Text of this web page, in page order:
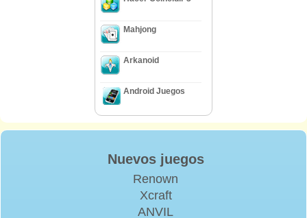
Mahjong
Arkanoid
Android Juegos
Nuevos juegos
Renown
Xcraft
ANVIL